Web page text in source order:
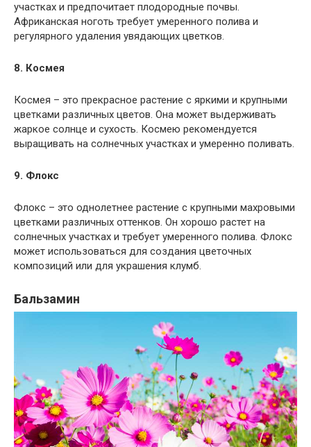
участках и предпочитает плодородные почвы.
Африканская ноготь требует умеренного полива и
регулярного удаления увядающих цветков.
8. Космея
Космея – это прекрасное растение с яркими и крупными
цветками различных цветов. Она может выдерживать
жаркое солнце и сухость. Космею рекомендуется
выращивать на солнечных участках и умеренно поливать.
9. Флокс
Флокс – это однолетнее растение с крупными махровыми
цветками различных оттенков. Он хорошо растет на
солнечных участках и требует умеренного полива. Флокс
может использоваться для создания цветочных
композиций или для украшения клумб.
Бальзамин